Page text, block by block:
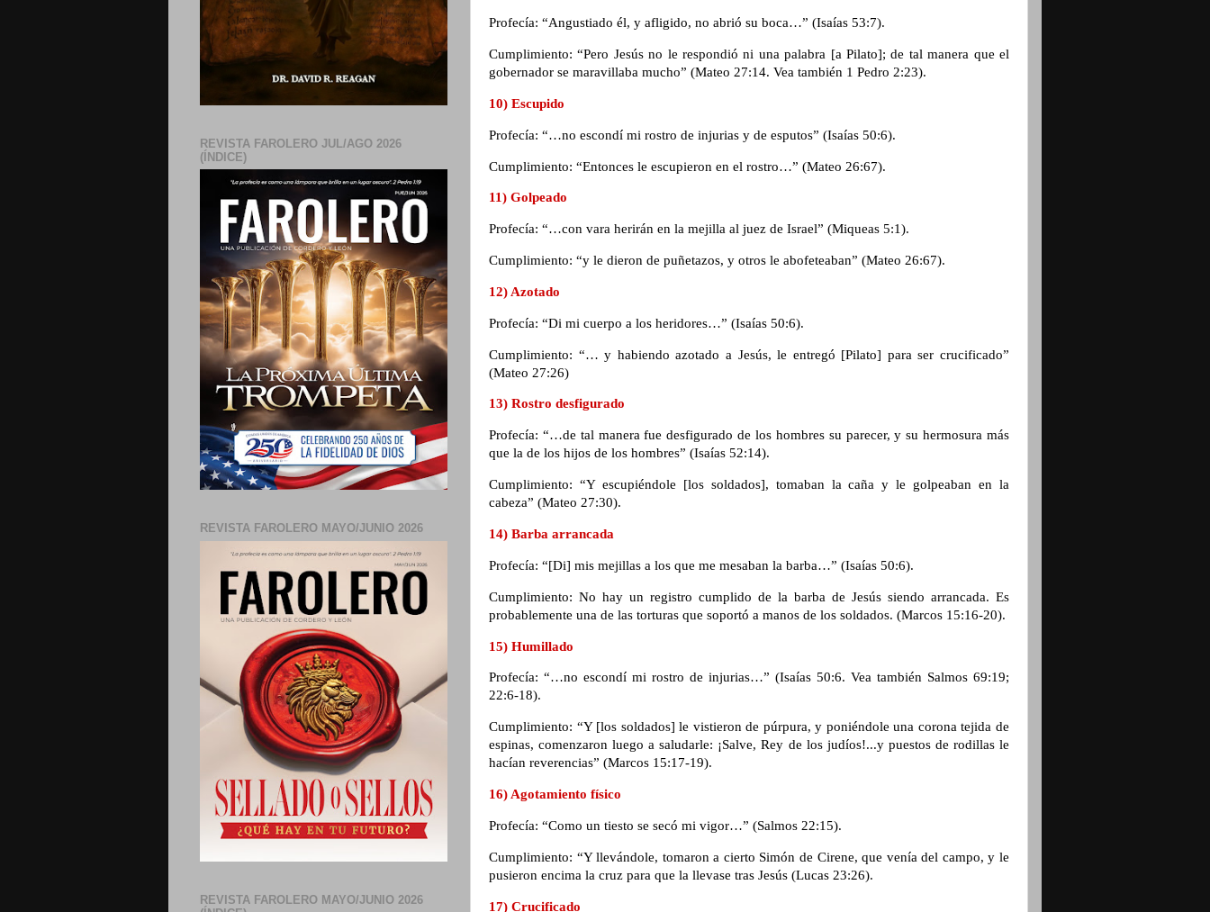
Profecía: “Angustiado él, y afligido, no abrió su boca…” (Isaías 53:7).
Cumplimiento: “Pero Jesús no le respondió ni una palabra [a Pilato]; de tal manera que el
gobernador se maravillaba mucho” (Mateo 27:14. Vea también 1 Pedro 2:23).
10) Escupido
Profecía: “…no escondí mi rostro de injurias y de esputos” (Isaías 50:6).
Cumplimiento: “Entonces le escupieron en el rostro…” (Mateo 26:67).
11) Golpeado
Profecía: “…con vara herirán en la mejilla al juez de Israel” (Miqueas 5:1).
Cumplimiento: “y le dieron de puñetazos, y otros le abofeteaban” (Mateo 26:67).
12) Azotado
Profecía: “Di mi cuerpo a los heridores…” (Isaías 50:6).
Cumplimiento: “… y habiendo azotado a Jesús, le entregó [Pilato] para ser crucificado”
(Mateo 27:26)
13) Rostro desfigurado
Profecía: “…de tal manera fue desfigurado de los hombres su parecer, y su hermosura más
que la de los hijos de los hombres” (Isaías 52:14).
Cumplimiento: “Y escupiéndole [los soldados], tomaban la caña y le golpeaban en la
cabeza” (Mateo 27:30).
14) Barba arrancada
Profecía: “[Di] mis mejillas a los que me mesaban la barba…” (Isaías 50:6).
Cumplimiento: No hay un registro cumplido de la barba de Jesús siendo arrancada. Es
probablemente una de las torturas que soportó a manos de los soldados. (Marcos 15:16-20).
15) Humillado
Profecía: “…no escondí mi rostro de injurias…” (Isaías 50:6. Vea también Salmos 69:19;
22:6-18).
Cumplimiento: “Y [los soldados] le vistieron de púrpura, y poniéndole una corona tejida de
espinas, comenzaron luego a saludarle: ¡Salve, Rey de los judíos!...y puestos de rodillas le
hacían reverencias” (Marcos 15:17-19).
16) Agotamiento físico
Profecía: “Como un tiesto se secó mi vigor…” (Salmos 22:15).
Cumplimiento: “Y llevándole, tomaron a cierto Simón de Cirene, que venía del campo, y le
pusieron encima la cruz para que la llevase tras Jesús (Lucas 23:26).
17) Crucificado
REVISTA FAROLERO JUL/AGO 2026
(ÍNDICE)
REVISTA FAROLERO MAYO/JUNIO 2026
REVISTA FAROLERO MAYO/JUNIO 2026